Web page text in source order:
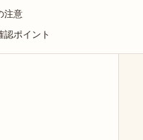
注意
認ポイント